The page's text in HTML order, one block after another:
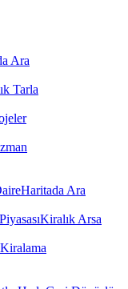
Ara
Tarla
Haritada Ara
Kiralık Arsa
Kiralama